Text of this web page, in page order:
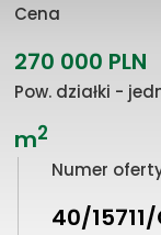
Cena
270 000 PLN
Pow. działki -
m2
Numer
40/15711/